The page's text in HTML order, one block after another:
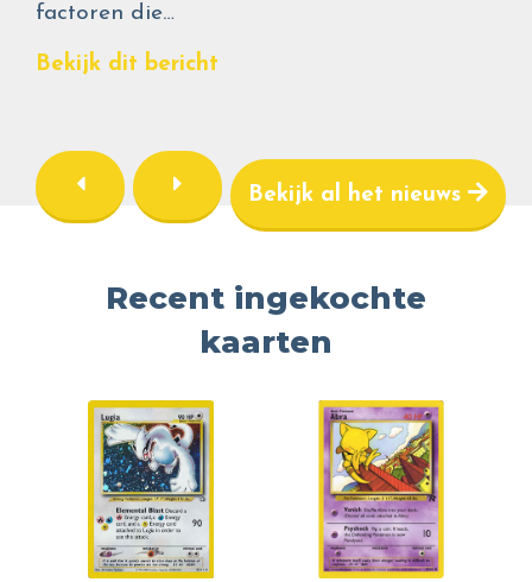
factoren die…
Bekijk dit bericht
Bekijk al het nieuws
Recent ingekochte
kaarten